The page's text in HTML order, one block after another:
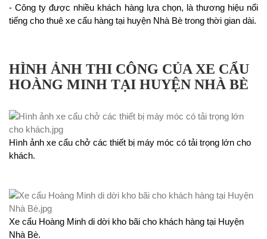
- Công ty được nhiều khách hàng lựa chọn, là thương hiệu nổi
tiếng cho thuê xe cẩu hàng tại huyện Nhà Bè trong thời gian dài.
HÌNH ẢNH THI CÔNG CỦA XE CẨU
HOÀNG MINH TẠI HUYỆN NHÀ BÈ
Hình ảnh xe cẩu chở các thiết bị máy móc có tải trọng lớn cho
khách.
Xe cẩu Hoàng Minh di dời kho bãi cho khách hàng tại Huyện
Nhà Bè.